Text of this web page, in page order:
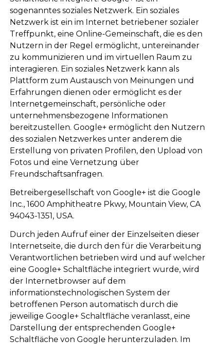
sogenanntes soziales Netzwerk. Ein soziales
Netzwerk ist ein im Internet betriebener sozialer
Treffpunkt, eine Online-Gemeinschaft, die es den
Nutzern in der Regel ermöglicht, untereinander
zu kommunizieren und im virtuellen Raum zu
interagieren. Ein soziales Netzwerk kann als
Plattform zum Austausch von Meinungen und
Erfahrungen dienen oder ermöglicht es der
Internetgemeinschaft, persönliche oder
unternehmensbezogene Informationen
bereitzustellen. Google+ ermöglicht den Nutzern
des sozialen Netzwerkes unter anderem die
Erstellung von privaten Profilen, den Upload von
Fotos und eine Vernetzung über
Freundschaftsanfragen.
Betreibergesellschaft von Google+ ist die Google
Inc., 1600 Amphitheatre Pkwy, Mountain View, CA
94043-1351, USA.
Durch jeden Aufruf einer der Einzelseiten dieser
Internetseite, die durch den für die Verarbeitung
Verantwortlichen betrieben wird und auf welcher
eine Google+ Schaltfläche integriert wurde, wird
der Internetbrowser auf dem
informationstechnologischen System der
betroffenen Person automatisch durch die
jeweilige Google+ Schaltfläche veranlasst, eine
Darstellung der entsprechenden Google+
Schaltfläche von Google herunterzuladen. Im